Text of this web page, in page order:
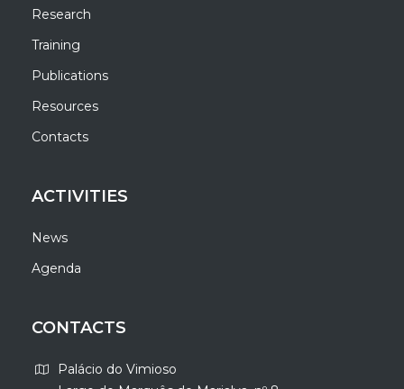
Research
Training
Publications
Resources
Contacts
ACTIVITIES
News
Agenda
CONTACTS
Palácio do Vimioso